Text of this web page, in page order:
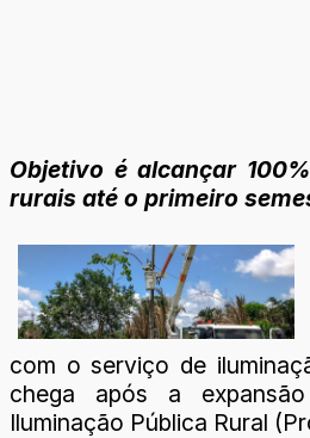
Objetivo é alcançar
rurais até o primeiro
com o serviço de
chega após a
Iluminação Pública Rural